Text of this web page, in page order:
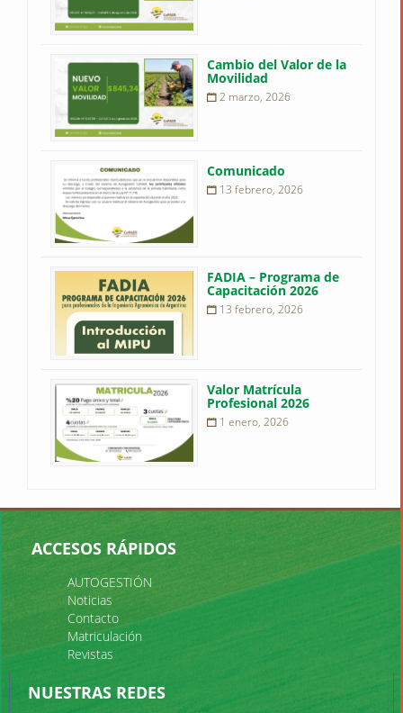
Cambio del Valor de la
Movilidad
2 marzo, 2026
Comunicado
13 febrero, 2026
FADIA – Programa de
Capacitación 2026
13 febrero, 2026
Valor Matrícula
Profesional 2026
1 enero, 2026
ACCESOS RÁPIDOS
AUTOGESTIÓN
Noticias
Contacto
Matriculación
Revistas
NUESTRAS REDES